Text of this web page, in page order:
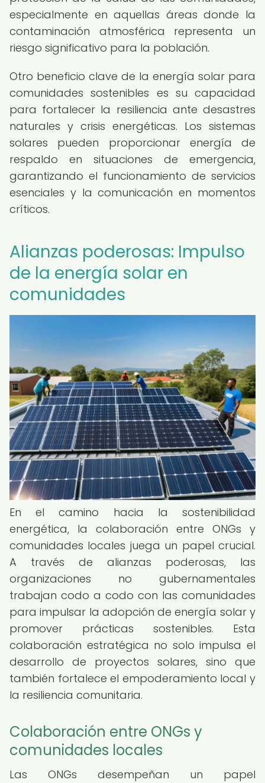
especialmente en aquellas áreas donde la
contaminación atmosférica representa un
riesgo significativo para la población.
Otro beneficio clave de la energía solar para
comunidades sostenibles es su capacidad
para fortalecer la resiliencia ante desastres
naturales y crisis energéticas. Los sistemas
solares pueden proporcionar energía de
respaldo en situaciones de emergencia,
garantizando el funcionamiento de servicios
esenciales y la comunicación en momentos
críticos.
Alianzas poderosas: Impulso
de la energía solar en
comunidades
En el camino hacia la sostenibilidad
energética, la colaboración entre ONGs y
comunidades locales juega un papel crucial.
A través de alianzas poderosas, las
organizaciones no gubernamentales
trabajan codo a codo con las comunidades
para impulsar la adopción de energía solar y
promover prácticas sostenibles. Esta
colaboración estratégica no solo impulsa el
desarrollo de proyectos solares, sino que
también fortalece el empoderamiento local y
la resiliencia comunitaria.
Colaboración entre ONGs y
comunidades locales
Las ONGs desempeñan un papel